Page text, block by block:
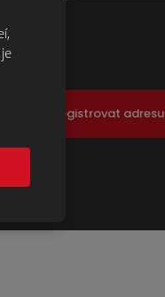
Registrovat adresu